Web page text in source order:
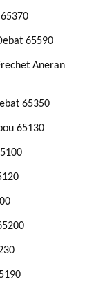
65590
Aneran
65350
65130